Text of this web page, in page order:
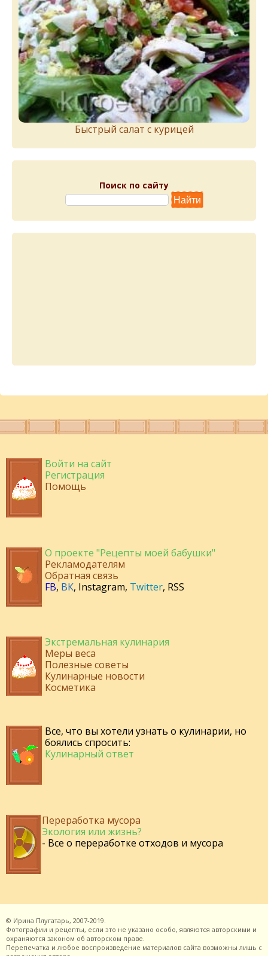
Быстрый салат с курицей
Поиск по сайту
Войти на сайт
Регистрация
Помощь
О проекте "Рецепты моей бабушки"
Рекламодателям
Обратная связь
FB, ВК, Instagram, Twitter, RSS
Экстремальная кулинария
Меры веса
Полезные советы
Кулинарные новости
Косметика
Все, что вы хотели узнать о кулинарии, но
боялись спросить:
Кулинарный ответ
Переработка мусора
Экология или жизнь?
- Все о переработке отходов и мусора
© Ирина Плугатарь, 2007-2019.
Фотографии и рецепты, если это не указано особо, являются авторскими и
охраняются законом об авторском праве.
Перепечатка и любое воспроизведение материалов сайта возможны лишь с